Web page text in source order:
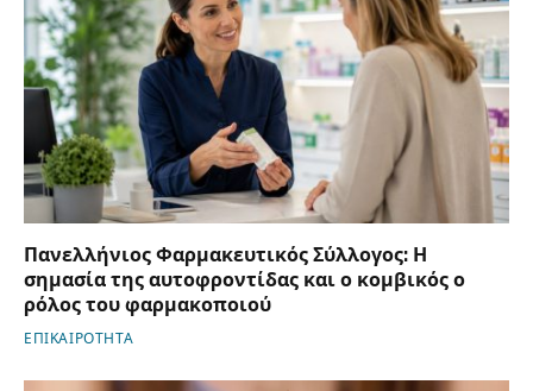
Πανελλήνιος Φαρμακευτικός Σύλλογος: Η
σημασία της αυτοφροντίδας και ο κομβικός ο
ρόλος του φαρμακοποιού
ΕΠΙΚΑΙΡΟΤΗΤΑ